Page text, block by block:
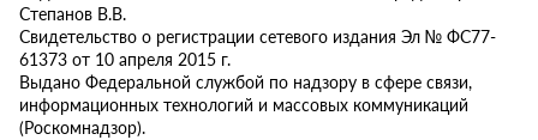
Степанов В.В.
Свидетельство о регистрации сетевого издания Эл № ФС77-
61373 от 10 апреля 2015 г.
Выдано Федеральной службой по надзору в сфере связи,
информационных технологий и массовых коммуникаций
(Роскомнадзор).